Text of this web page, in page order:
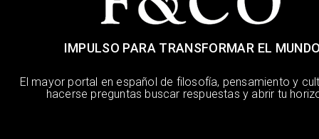
IMPULSO PARA TRANSFORMAR EL
El mayor portal en español de filosofía, pensamiento y
hacerse preguntas buscar respuestas y abrir tu